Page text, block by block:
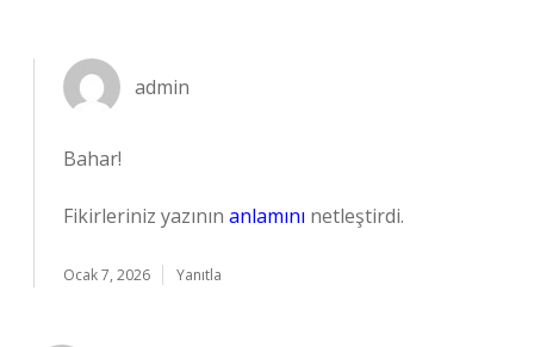
admin
Bahar!
Fikirleriniz yazının anlamını netleştirdi.
Ocak 7, 2026 Yanıtla